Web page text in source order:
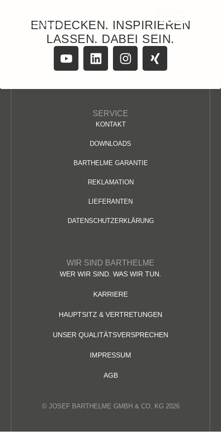
ENTDECKEN. INSPIRIEREN
LASSEN. DABEI SEIN.
SERVICE
KONTAKT
DOWNLOADS
BARTHELME GARANTIE
REKLAMATION
LIEFERANTEN
DATENSCHUTZERKLÄRUNG
WIR SIND BARTHELME
WER WIR SIND. WAS WIR TUN.
KARRIERE
HAUPTSITZ & VERTRETUNGEN
UNSER QUALITÄTSVERSPRECHEN
IMPRESSUM
AGB
© JOSEF BARTHELME GMBH & CO. KG 2026